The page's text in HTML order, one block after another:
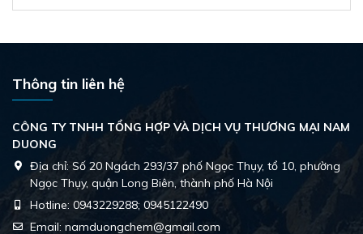
Thông tin liên hệ
CÔNG TY TNHH TỔNG HỢP VÀ DỊCH VỤ THƯƠNG MẠI NAM
DUONG
Địa chỉ: Số 20 Ngách 293/37 phố Ngọc Thụy, tổ 10, phường
Ngọc Thụy, quận Long Biên, thành phố Hà Nội
Hotline: 0943229288; 0945122490
Email: namduongchem@gmail.com